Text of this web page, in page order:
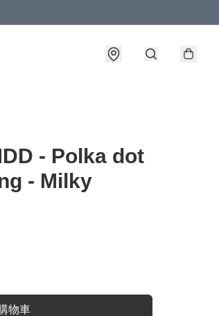
- Polka dot
- Milky
物車